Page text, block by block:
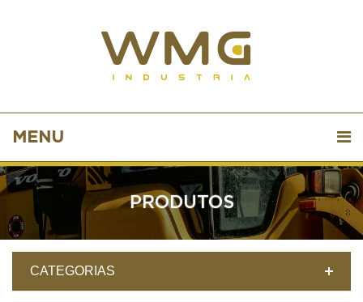
MENU
PRODUTOS
CATEGORIAS